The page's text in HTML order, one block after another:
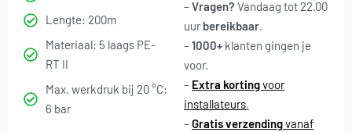
Lengte: 200m
Materiaal: 5 laags PE-
RT II
Max. werkdruk bij 20 °C:
6 bar
–Vragen? Vandaag tot 22.00
uur bereikbaar.
–1000+ klanten gingen je
voor.
– Extra kortingvoor
installateurs.
–Gratis verzendingvanaf